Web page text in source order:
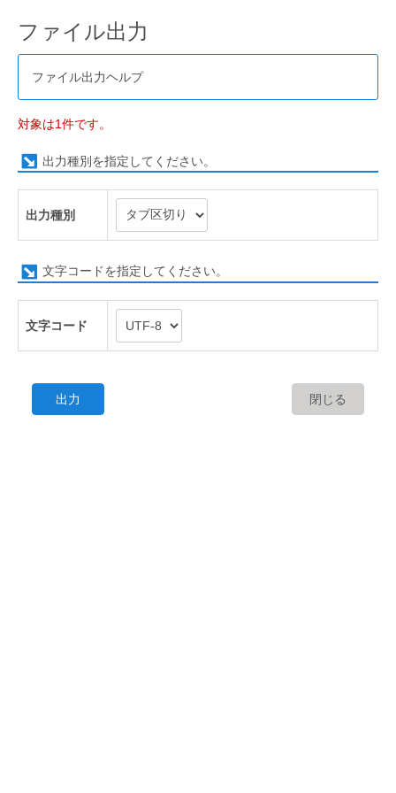
ファイル出力
ファイル出力ヘルプ
対象は1件です。
出力種別を指定してください。
出力種別
文字コードを指定してください。
文字コード